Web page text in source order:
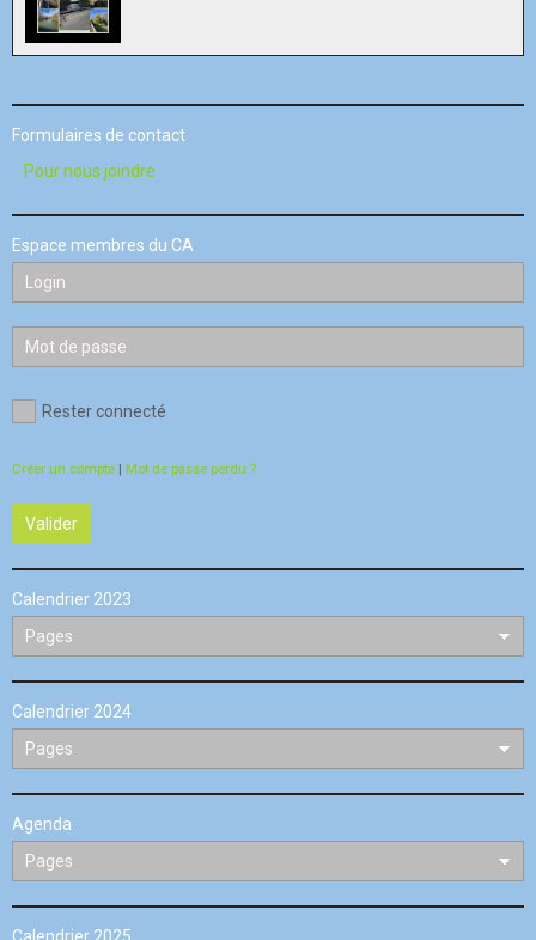
Formulaires de contact
Pour nous joindre
Espace membres du CA
Rester connecté
Créer un compte | Mot de passe perdu ?
Valider
Calendrier 2023
Calendrier 2024
Agenda